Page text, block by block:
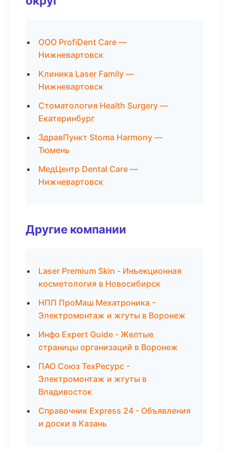
ООО ProfiDent Care —
Нижневартовск
Клиника Laser Family —
Нижневартовск
Стоматология Health Surgery —
Екатеринбург
ЗдравПункт Stoma Harmony —
Тюмень
МедЦентр Dental Care —
Нижневартовск
Другие компании
Laser Premium Skin - Инъекционная
косметология в Новосибирск
НПП ПроМаш Мехатроника -
Электромонтаж и жгуты в Воронеж
Инфо Expert Guide - Желтые
страницы организаций в Воронеж
ПАО Союз ТехРесурс -
Электромонтаж и жгуты в
Владивосток
Справочник Express 24 - Объявления
и доски в Казань